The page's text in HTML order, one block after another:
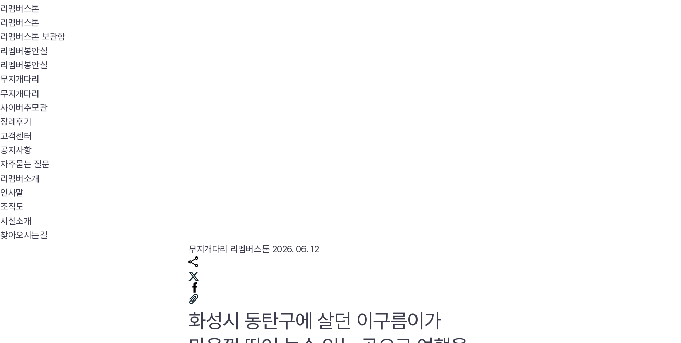
리멤버스톤
리멤버스톤
리멤버스톤 보관함
리멤버봉안실
리멤버봉안실
무지개다리
무지개다리
사이버추모관
장례후기
고객센터
공지사항
자주묻는 질문
리멤버소개
인사말
조직도
시설소개
찾아오시는길
무지개다리 리멤버스톤 2026. 06. 12
화성시 동탄구에 살던 이구름이가